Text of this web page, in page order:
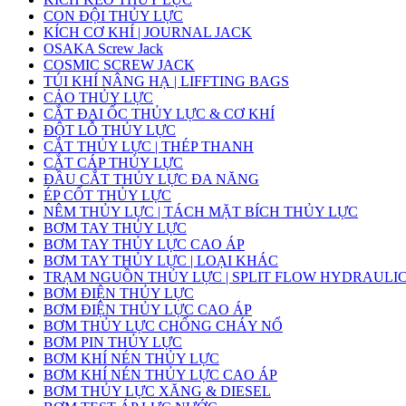
CON ĐỘI THỦY LỰC
KÍCH CƠ KHÍ | JOURNAL JACK
OSAKA Screw Jack
COSMIC SCREW JACK
TÚI KHÍ NÂNG HẠ | LIFFTING BAGS
CẢO THỦY LỰC
CẮT ĐAI ỐC THỦY LỰC & CƠ KHÍ
ĐỘT LỖ THỦY LỰC
CẮT THỦY LỰC | THÉP THANH
CẮT CÁP THỦY LỰC
ĐẦU CẮT THỦY LỰC ĐA NĂNG
ÉP CỐT THỦY LỰC
NÊM THỦY LỰC | TÁCH MẶT BÍCH THỦY LỰC
BƠM TAY THỦY LỰC
BƠM TAY THỦY LỰC CAO ÁP
BƠM TAY THỦY LỰC | LOẠI KHÁC
TRẠM NGUỒN THỦY LỰC | SPLIT FLOW
BƠM ĐIỆN THỦY LỰC
BƠM ĐIỆN THỦY LỰC CAO ÁP
BƠM THỦY LỰC CHỐNG CHÁY NỔ
BƠM PIN THỦY LỰC
BƠM KHÍ NÉN THỦY LỰC
BƠM KHÍ NÉN THỦY LỰC CAO ÁP
BƠM THỦY LỰC XĂNG & DIESEL